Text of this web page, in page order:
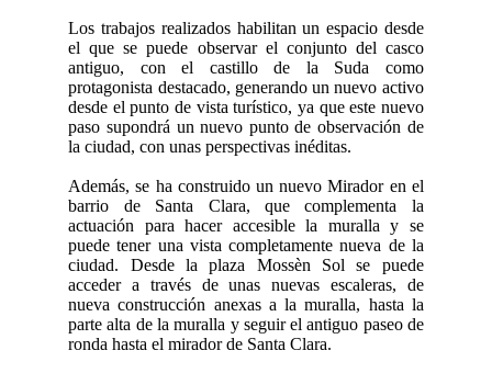
Los trabajos realizados habilitan un espacio desde
el que se puede observar el conjunto del casco
antiguo, con el castillo de la Suda como
protagonista destacado, generando un nuevo activo
desde el punto de vista turístico, ya que este nuevo
paso supondrá un nuevo punto de observación de
la ciudad, con unas perspectivas inéditas.
Además, se ha construido un nuevo Mirador en el
barrio de Santa Clara, que complementa la
actuación para hacer accesible la muralla y se
puede tener una vista completamente nueva de la
ciudad. Desde la plaza Mossèn Sol se puede
acceder a través de unas nuevas escaleras, de
nueva construcción anexas a la muralla, hasta la
parte alta de la muralla y seguir el antiguo paseo de
ronda hasta el mirador de Santa Clara.